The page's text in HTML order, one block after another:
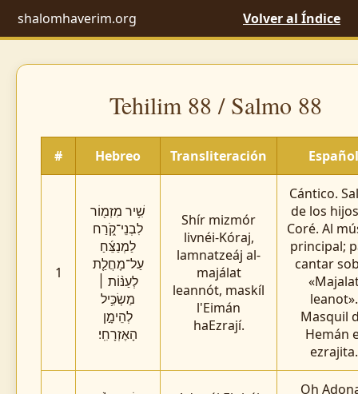
shalomhaverim.org Volver al Índice
Tehilim 88 / Salmo 88
# Hebreo Transliteración Español
1
שִׁ֥יר מִזְמ֖וֹר
לִבְנֵי־קֹ֑רַח
לַמְנַצֵּ֜חַ
עַל־מָחֲלַ֤ת
לְעַנּ֨וֹת ׀
מַשְׂכִּ֥יל
לְהֵימָ֣ן
הָאֶזְרָחִֽי׃
Shír mizmór
livnéi-Kóraj,
lamnatzeáj al-
majálat
leannót, maskíl
l'Eimán
haEzrají.
Cántico.
de los
Coré. Al
principal;
cantar
leanot».
Masquil
Hemán
ezrajita.
Oh